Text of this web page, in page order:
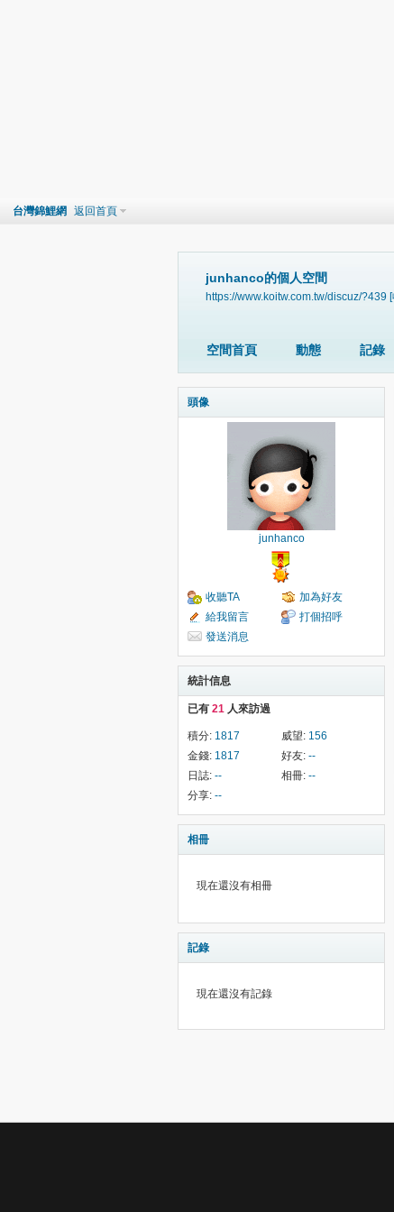
台灣錦鯉網 返回首頁
junhanco的個人空間
https://www.koitw.com.tw/discuz/?439 [
空間首頁 動態 記錄
頭像
junhanco
收聽TA
加為好友
給我留言
打個招呼
發送消息
統計信息
已有 21 人來訪過
積分: 1817 威望: 156
金錢: 1817 好友: --
日誌: -- 相冊: --
分享: --
相冊
現在還沒有相冊
記錄
現在還沒有記錄